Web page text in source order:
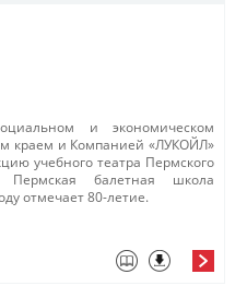
и экономическом
краем и Компанией «ЛУКОЙЛ»
учебного​ театра Пермского
Пермская балетная школа
отмечает 80-летие.